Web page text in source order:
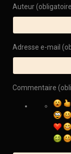
Auteur
Adresse e-mail
Commentaire